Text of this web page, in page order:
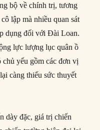
bộ về chính trị, tương
lập mà nhiều quan sát
dụng đối với Đài Loan.
lực lượng lục quân ồ
yếu gồm các đơn vị
càng thiếu sức thuyết
dày đặc, giá trị chiến